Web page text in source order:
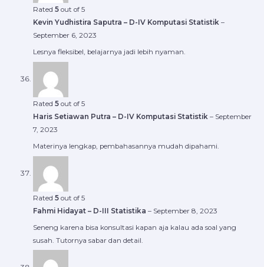
Rated 5out of 5
Kevin Yudhistira Saputra – D-IV Komputasi Statistik –
September 6, 2023
Lesnya fleksibel, belajarnya jadi lebih nyaman.
Rated 5out of 5
Haris Setiawan Putra – D-IV Komputasi Statistik – September
7, 2023
Materinya lengkap, pembahasannya mudah dipahami.
Rated 5out of 5
Fahmi Hidayat – D-III Statistika – September 8, 2023
Seneng karena bisa konsultasi kapan aja kalau ada soal yang
susah. Tutornya sabar dan detail.